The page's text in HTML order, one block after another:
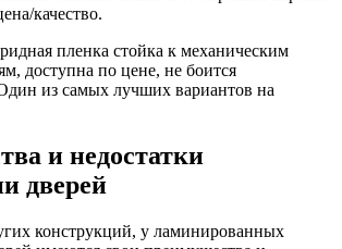
качество.
пленка стойка к механическим
доступна по цене, не боится
из самых лучших вариантов на
и недостатки
дверей
конструкций, у ламинированных